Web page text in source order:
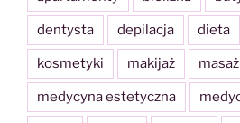
dentysta depilacja dieta
kosmetyki makijaż masaż
medycyna estetyczna